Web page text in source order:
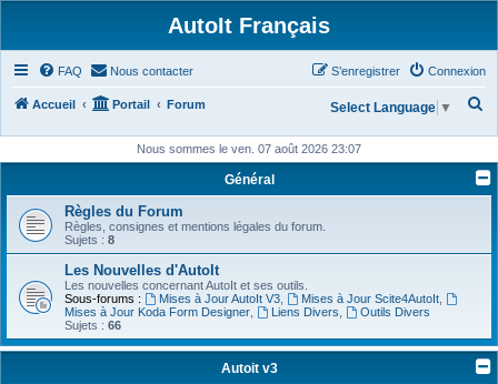
AutoIt Français
FAQ Nous contacter Connexion
S’enregistrer
Accueil Portail Forum
h
r
Select Language ▼
Nous sommes le ven. 07 août 2026 23:07
Général
Règles du Forum
Règles, consignes et mentions légales du forum.
Sujets : 8
Les Nouvelles d'AutoIt
Les nouvelles concernant AutoIt et ses outils.
Sous-forums :
Mises à Jour AutoIt V3, Mises à Jour Scite4AutoIt,
Mises à Jour Koda Form Designer
Liens Divers
Outils Divers
Sujets : 66
Autoit v3